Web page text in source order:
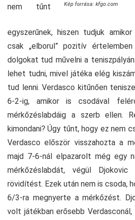
Kép forrása: kfgo.com
nem tűnt
egyszerűnek, hiszen tudjuk
csak „elborul” pozitív
dolgokat tud művelni a
lehet tudni, mivel játéka elég
tud lenni. Verdasco kitűnően
6-2-ig, amikor is csodával
mérkőzéslabdáig a szerb ellen.
kimondani? Úgy tűnt, hogy ez nem
Verdasco először visszahozta a
majd 7-6-nál elpazarolt még egy
mérkőzéslabdát, végül
rövidítést. Ezek után nem is csoda,
6/3-ra megnyerte a mérkőzést.
volt játékban erősebb